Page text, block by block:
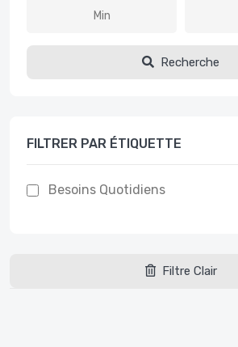
Recherche
FILTRER PAR ÉTIQUETTE
Besoins Quotidiens
Filtre Clair